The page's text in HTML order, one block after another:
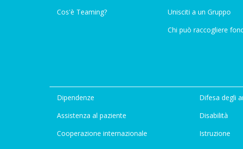
Cos'è Teaming?
Unisciti a un Gruppo
Chi può raccogliere
Dipendenze
Assistenza al paziente
Cooperazione internazionale
Difesa degli
Disabilità
Istruzione